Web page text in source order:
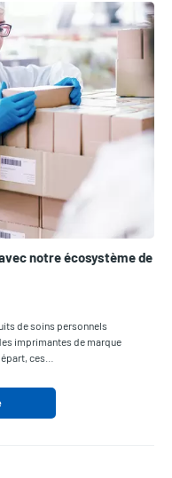
notre écosystème de
de soins personnels
imprimantes de marque
ces…